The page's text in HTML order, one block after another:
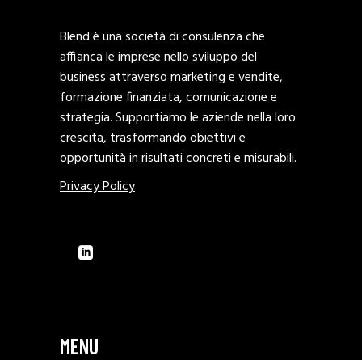
Blend è una società di consulenza che
affianca le imprese nello sviluppo del
business attraverso marketing e vendite,
formazione finanziata, comunicazione e
strategia. Supportiamo le aziende nella loro
crescita, trasformando obiettivi e
opportunità in risultati concreti e misurabili.
Privacy Policy
MENU